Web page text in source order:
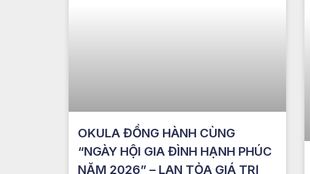
OKULA ĐỒNG HÀNH CÙNG
“NGÀY HỘI GIA ĐÌNH HẠNH PHÚC
NĂM 2026” – LAN TỎA GIÁ TRỊ